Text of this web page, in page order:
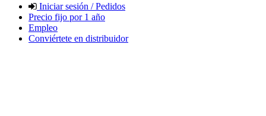
Iniciar sesión / Pedidos
Precio fijo por 1 año
Empleo
Conviértete en distribuidor